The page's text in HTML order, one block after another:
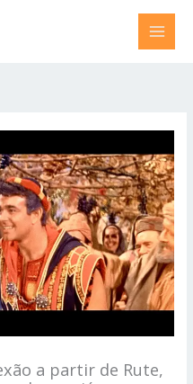
a partir de Rute,